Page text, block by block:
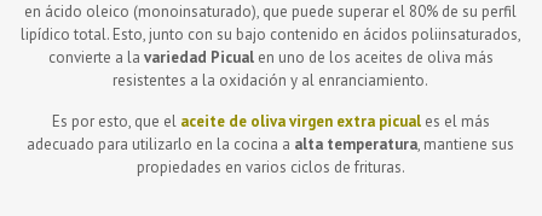
en ácido oleico (monoinsaturado), que puede superar el 80% de su perfil
lipídico total. Esto, junto con su bajo contenido en ácidos poliinsaturados,
convierte a la variedad Picual en uno de los aceites de oliva más
resistentes a la oxidación y al enranciamiento.
Es por esto, que el aceite de oliva virgen extra picual es el más
adecuado para utilizarlo en la cocina a alta temperatura, mantiene sus
propiedades en varios ciclos de frituras.